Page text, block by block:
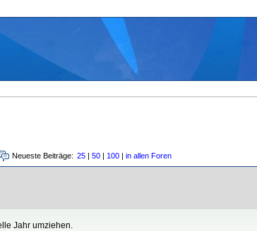
Neueste Beiträge: 25 | 50 | 100 | in allen Foren
Jahr umziehen.